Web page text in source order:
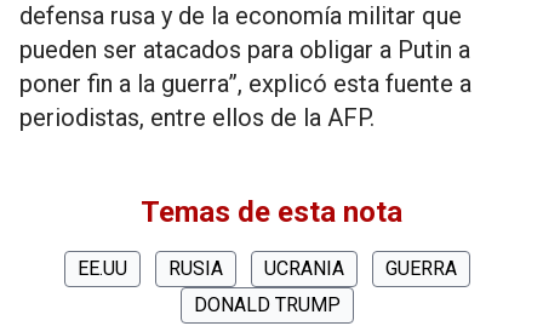
defensa rusa y de la economía militar que
pueden ser atacados para obligar a Putin a
poner fin a la guerra”, explicó esta fuente a
periodistas, entre ellos de la AFP.
Temas de esta nota
EE.UU RUSIA UCRANIA
GUERRA
DONALD TRUMP